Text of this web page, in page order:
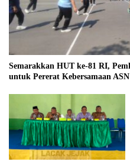
Semarakkan HUT ke-81 RI,
untuk Pererat Kebersamaan ASN